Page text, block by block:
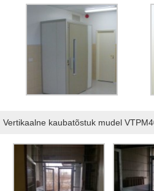
Vertikaalne kaubatõstuk mudel